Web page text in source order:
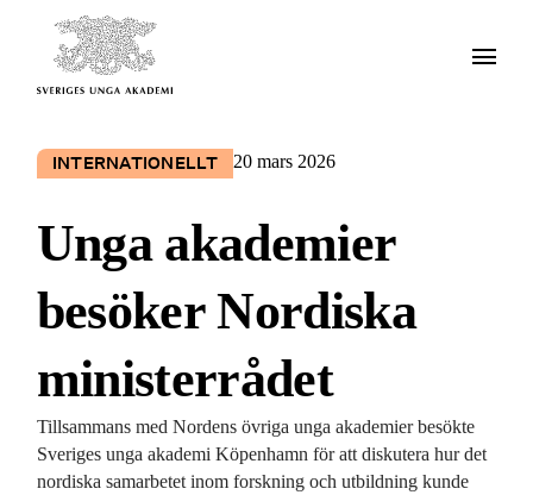
INTERNATIONELLT 20 mars 2026
Unga akademier
besöker Nordiska
ministerrådet
Tillsammans med Nordens övriga unga akademier besökte
Sveriges unga akademi Köpenhamn för att diskutera hur det
nordiska samarbetet inom forskning och utbildning kunde